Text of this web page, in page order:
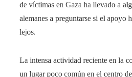
de víctimas en Gaza ha llevado a
alemanes a preguntarse si el apoyo
lejos.
La intensa actividad reciente en la
un lugar poco común en el centro